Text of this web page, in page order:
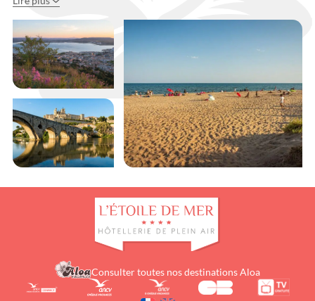
trésors du littoral
héraultais
camping L’Étoile de Mer
Consulter toutes nos destinations Aloa